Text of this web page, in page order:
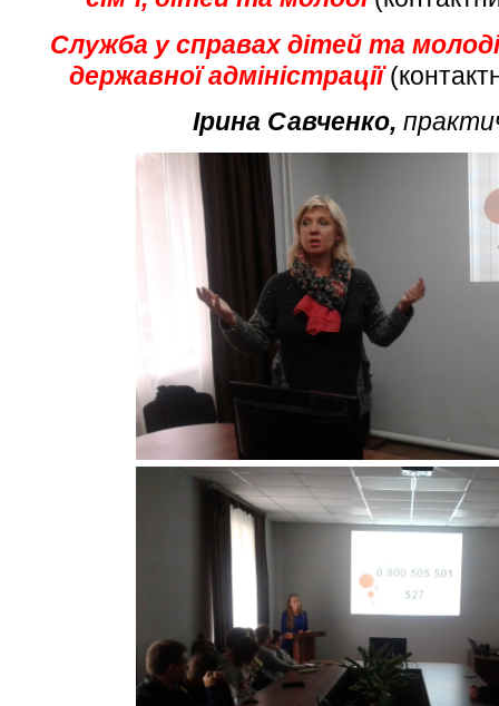
Служба у справах дітей та
державної адміністрації
Ірина Савченко,